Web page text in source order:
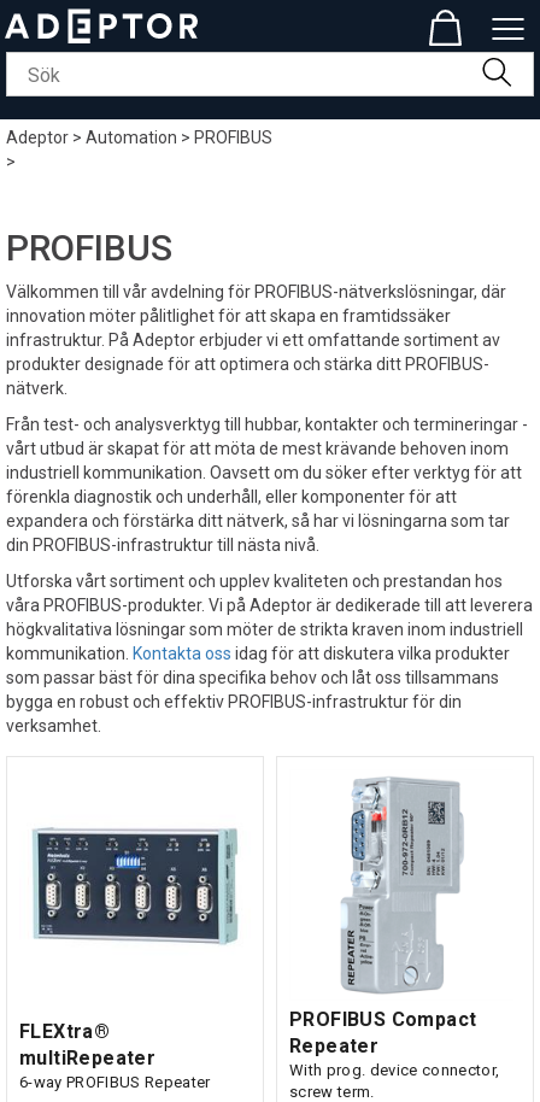
Adeptor>Automation>PROFIBUS
>
PROFIBUS
Välkommen till vår avdelning för PROFIBUS-nätverkslösningar, där
innovation möter pålitlighet för att skapa en framtidssäker
infrastruktur. På Adeptor erbjuder vi ett omfattande sortiment av
produkter designade för att optimera och stärka ditt PROFIBUS-
nätverk.
Från test- och analysverktyg till hubbar, kontakter och termineringar -
vårt utbud är skapat för att möta de mest krävande behoven inom
industriell kommunikation. Oavsett om du söker efter verktyg för att
förenkla diagnostik och underhåll, eller komponenter för att
expandera och förstärka ditt nätverk, så har vi lösningarna som tar
din PROFIBUS-infrastruktur till nästa nivå.
Utforska vårt sortiment och upplev kvaliteten och prestandan hos
våra PROFIBUS-produkter. Vi på Adeptor är dedikerade till att leverera
högkvalitativa lösningar som möter de strikta kraven inom industriell
kommunikation. Kontakta oss idag för att diskutera vilka produkter
som passar bäst för dina specifika behov och låt oss tillsammans
bygga en robust och effektiv PROFIBUS-infrastruktur för din
verksamhet.
FLEXtra®
multiRepeater
6-way PROFIBUS Repeater
PROFIBUS Compact
Repeater
With prog. device connector,
screw term.